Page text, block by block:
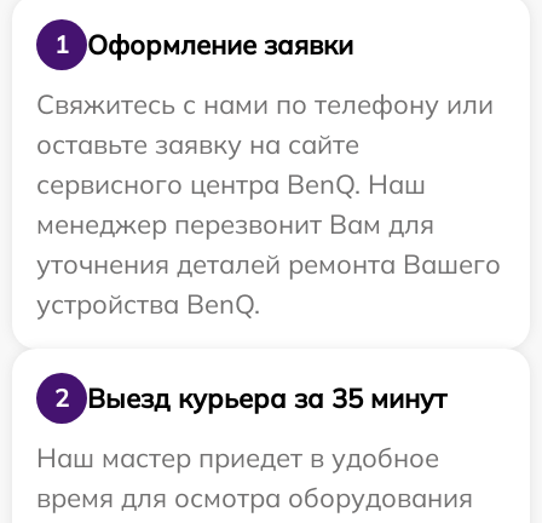
1
Оформление заявки
Свяжитесь с нами по телефону или
оставьте заявку на сайте
сервисного центра BenQ. Наш
менеджер перезвонит Вам для
уточнения деталей ремонта Вашего
устройства BenQ.
2
Выезд курьера за 35 минут
Наш мастер приедет в удобное
время для осмотра оборудования